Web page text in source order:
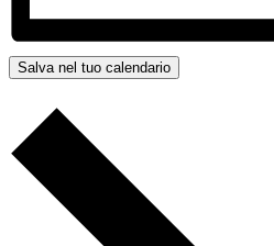
Salva nel tuo calendario